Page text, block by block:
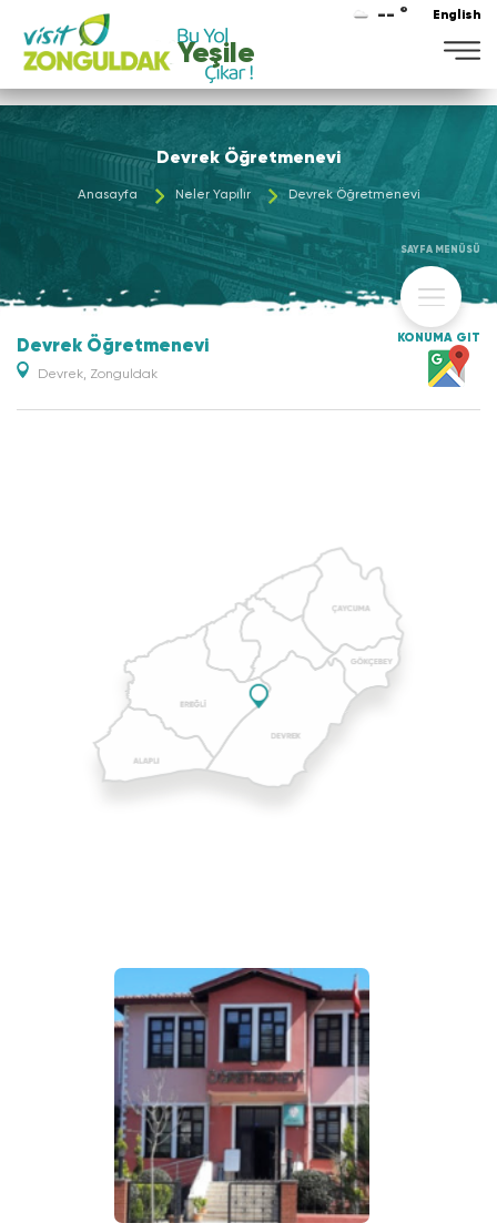
-- ° English
Yeşile
Devrek Öğretmenevi
Anasayfa Neler Yapılır Devrek Öğretmenevi
SAYFA MENÜSÜ
Devrek Öğretmenevi
Devrek, Zonguldak
KONUMA GİT